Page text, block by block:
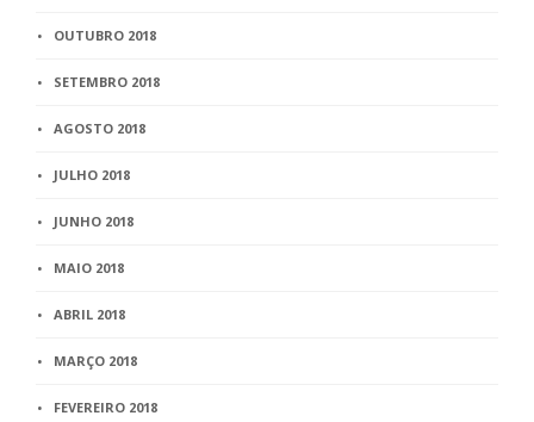
OUTUBRO 2018
SETEMBRO 2018
AGOSTO 2018
JULHO 2018
JUNHO 2018
MAIO 2018
ABRIL 2018
MARÇO 2018
FEVEREIRO 2018